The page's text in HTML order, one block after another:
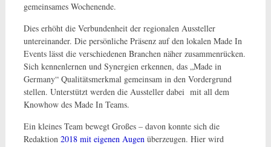
gemeinsames Wochenende.
Dies erhöht die Verbundenheit der regionalen Aussteller
untereinander. Die persönliche Präsenz auf den lokalen Made In
Events lässt die verschiedenen Branchen näher zusammenrücken.
Sich kennenlernen und Synergien erkennen, das „Made in
Germany“ Qualitätsmerkmal gemeinsam in den Vordergrund
stellen. Unterstützt werden die Aussteller dabei mit all dem
Knowhow des Made In Teams.
Ein kleines Team bewegt Großes – davon konnte sich die
Redaktion 2018 mit eigenen Augenüberzeugen. Hier wird